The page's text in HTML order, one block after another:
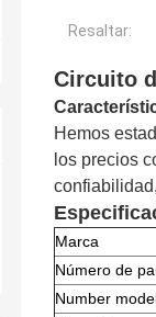
Resaltar:
Circuito
Hemos
los precios
Marca
Número de
Number